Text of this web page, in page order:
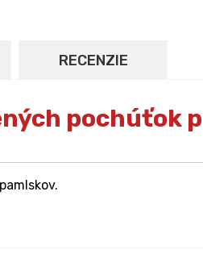
RECENZIE
pochúťok